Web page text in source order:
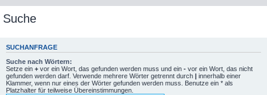
Suche
SUCHANFRAGE
Suche nach Wörtern:
Setze ein + vor ein Wort, das gefunden werden muss und ein - vor ein Wort, das nicht
gefunden werden darf. Verwende mehrere Wörter getrennt durch
innerhalb einer
Klammer, wenn nur eines der Wörter gefunden werden muss. Benutze ein * als
Platzhalter für teilweise Übereinstimmungen.